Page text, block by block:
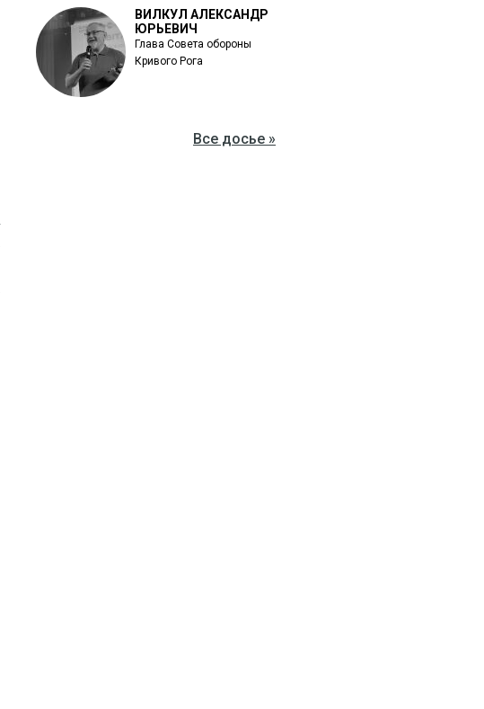
ВИЛКУЛ АЛЕКСАНДР
ЮРЬЕВИЧ
Глава Совета обороны
Кривого Рога
Все досье »